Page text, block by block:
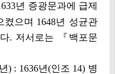
년 증광문과에 급제
으며 1648년 성균관
. 저서로는 『백포문
) : 1636년(인조 14) 병